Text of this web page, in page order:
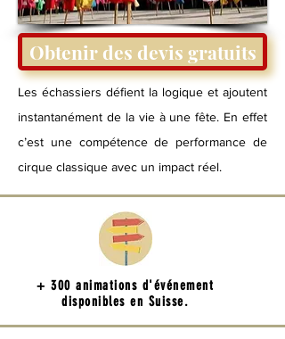
Obtenir des devis gratuits
Les échassiers défient la logique et ajoutent
instantanément de la vie à une fête. En effet
c’est une compétence de performance de
cirque classique avec un impact réel.
+ 300 animations d'événement
disponibles en Suisse.